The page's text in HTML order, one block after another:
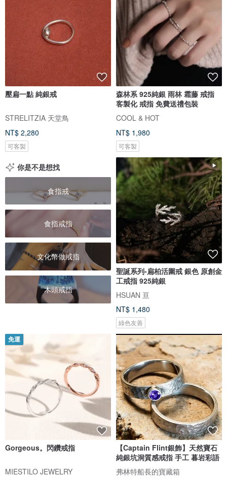
壓扁一點 純銀戒
STRELITZIA 天堂鳥
NT$ 2,280
可客製
森林系 925純銀 雨林 霜藤 戒指
客製化 戒指 免費送禮包裝
COOL & HOT
NT$ 1,980
可客製
你是不是想找
食指戒
食指戒指
文化幣做戒指
木頭戒指
聖誕系列-扁柏活圍戒 銀色 原創金
工戒指 925純銀
HSUAN 亘
NT$ 1,480
綠色友善
免運
Gorgeous。閃鑽戒指
MIESTILO JEWELRY
【Captain Flint銀飾】天然寶石
純銀坑洞質感戒指 手工 暮岩彩語
弗林特船長的寶藏箱